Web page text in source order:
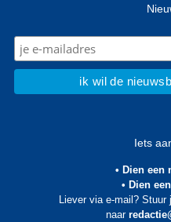
Iets
• Dien een
• Dien
Liever via e-mail?
naar